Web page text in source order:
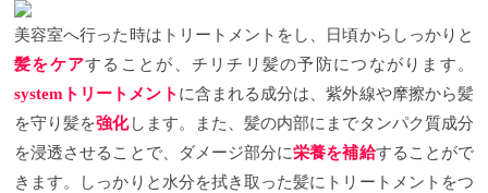
美容室へ行った時はトリートメントをし、日頃からしっかりと
髪をケアすることが、チリチリ髪の予防につながります。
system トリートメント に含まれる成分は、紫外線や摩擦から髪
を守り髪を強化します。また、髪の内部にまでタンパク質成分
を浸透させることで、ダメージ部分に栄養を補給することがで
きます。しっかりと水分を拭き取った髪にトリートメントをつ